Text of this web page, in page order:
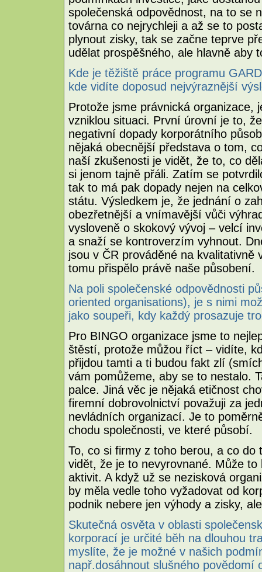
společenská odpovědnost, na to se
továrna co nejrychleji a až se to
plynout zisky, tak se začne teprve
udělat prospěšného, ale hlavně aby
Kde je těžiště práce programu
kde vidíte doposud nejvýraznější
Protože jsme právnická organizace,
vzniklou situaci. První úrovní je to,
negativní dopady korporátního
nějaká obecnější představa o tom,
naší zkušenosti je vidět, že to, co
si jenom tajně přáli. Zatím se
tak to má pak dopady nejen na
státu. Výsledkem je, že jednání o
obezřetnější a vnímavější vůči
vysloveně o skokový vývoj – velcí
a snaží se kontroverzím vyhnout.
jsou v ČR prováděné na
tomu přispělo právě naše působení.
Na poli společenské odpovědnosti
oriented organisations), je s nimi
jako soupeři, kdy každý prosazuje
Pro BINGO organizace jsme to
štěstí, protože můžou říct – vidíte,
přijdou tamti a ti budou fakt zlí
vám pomůžeme, aby se to nestalo.
palce. Jiná věc je nějaká etičnost
firemní dobrovolnictví považuji za
nevládních organizací. Je to
chodu společnosti, ve které působí.
To, co si firmy z toho berou, a co
vidět, že je to nevyrovnané. Může
aktivit. A když už se nezisková
by měla vedle toho vyžadovat od
podnik nebere jen výhody a zisky,
Skutečná osvěta v oblasti
korporací je určité běh na dlouhou
myslíte, že je možné v našich
např.dosáhnout slušného povědomí